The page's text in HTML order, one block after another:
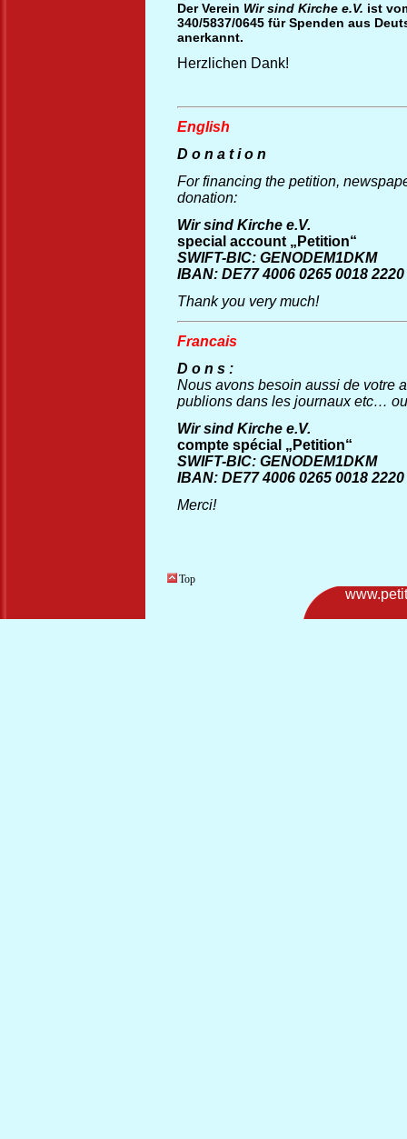
Der Verein Wir sind Kirche e.V. ist
340/5837/0645 für Spenden aus
anerkannt.
Herzlichen Dank!
English
D o n a t i o n
For financing the petition,
donation:
Wir sind Kirche e.V.
special account „Petition“
SWIFT-BIC: GENODEM1DKM
IBAN: DE77 4006 0265 0018 2220
Thank you very much!
Francais
D o n s :
Nous avons besoin aussi de votre
publions dans les journaux etc…
Wir sind Kirche e.V.
compte spécial „Petition“
SWIFT-BIC: GENODEM1DKM
IBAN: DE77 4006 0265 0018 2220
Merci!
Top